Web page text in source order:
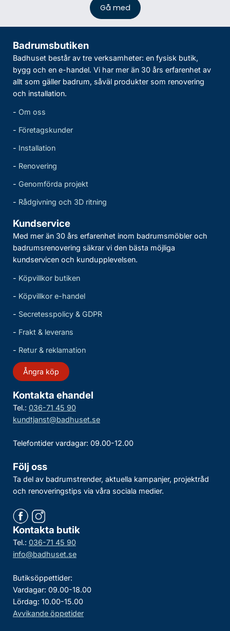
Badrumsbutiken
Badhuset består av tre verksamheter: en fysisk butik,
bygg och en e-handel. Vi har mer än 30 års erfarenhet av
allt som gäller badrum, såväl produkter som renovering
och installation.
- Om oss
- Företagskunder
- Installation
- Renovering
- Genomförda projekt
- Rådgivning och 3D ritning
Kundservice
Med mer än 30 års erfarenhet inom badrumsmöbler och
badrumsrenovering säkrar vi den bästa möjliga
kundservicen och kundupplevelsen.
- Köpvillkor butiken
- Köpvillkor e-handel
- Secretesspolicy & GDPR
- Frakt & leverans
- Retur & reklamation
Ångra köp
Kontakta ehandel
Tel.: 036-71 45 90
kundtjanst@badhuset.se
Telefontider vardagar: 09.00-12.00
Följ oss
Ta del av badrumstrender, aktuella kampanjer, projektråd
och renoveringstips via våra sociala medier.
Kontakta butik
Tel.: 036-71 45 90
info@badhuset.se
Butiksöppettider:
Vardagar: 09.00-18.00
Lördag: 10.00-15.00
Avvikande öppetider